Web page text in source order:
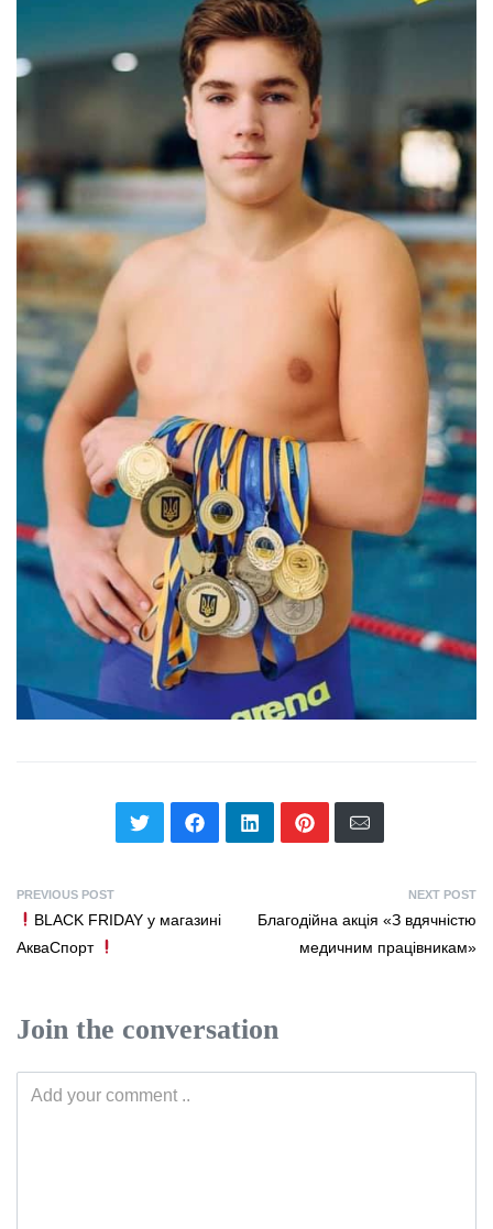
PREVIOUS POST
BLACK FRIDAY у магазині
АкваСпорт
NEXT POST
Благодійна акція «З вдячністю
медичним працівникам»
Join the conversation